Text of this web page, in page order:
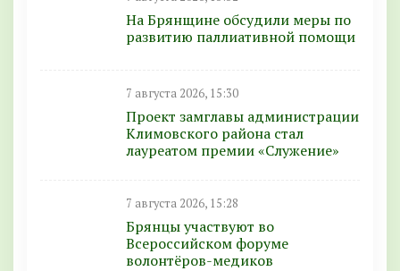
На Брянщине обсудили меры по
развитию паллиативной помощи
7 августа 2026, 15:30
Проект замглавы администрации
Климовского района стал
лауреатом премии «Служение»
7 августа 2026, 15:28
Брянцы участвуют во
Всероссийском форуме
волонтёров-медиков